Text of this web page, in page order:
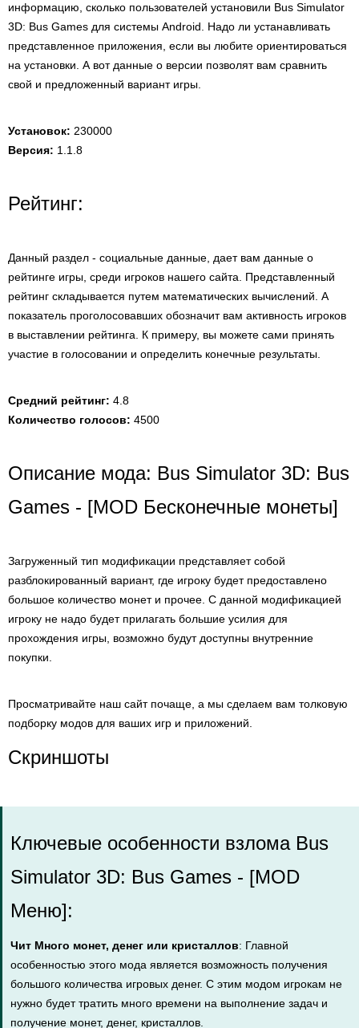
информацию, сколько пользователей установили Bus Simulator
3D: Bus Games для системы Android. Надо ли устанавливать
представленное приложения, если вы любите ориентироваться
на установки. А вот данные о версии позволят вам сравнить
свой и предложенный вариант игры.
Установок: 230000
Версия: 1.1.8
Рейтинг:
Данный раздел - социальные данные, дает вам данные о
рейтинге игры, среди игроков нашего сайта. Представленный
рейтинг складывается путем математических вычислений. А
показатель проголосовавших обозначит вам активность игроков
в выставлении рейтинга. К примеру, вы можете сами принять
участие в голосовании и определить конечные результаты.
Средний рейтинг: 4.8
Количество голосов: 4500
Описание мода: Bus Simulator 3D: Bus
Games - [MOD Бесконечные монеты]
Загруженный тип модификации представляет собой
разблокированный вариант, где игроку будет предоставлено
большое количество монет и прочее. С данной модификацией
игроку не надо будет прилагать большие усилия для
прохождения игры, возможно будут доступны внутренние
покупки.
Просматривайте наш сайт почаще, а мы сделаем вам толковую
подборку модов для ваших игр и приложений.
Скриншоты
Ключевые особенности взлома Bus
Simulator 3D: Bus Games - [MOD
Меню]:
Чит Много монет, денег или кристаллов: Главной
особенностью этого мода является возможность получения
большого количества игровых денег. С этим модом игрокам не
нужно будет тратить много времени на выполнение задач и
получение монет, денег, кристаллов.